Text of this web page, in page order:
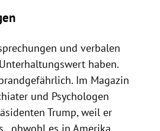
und verbalen
haben.
Im Magazin
und Psychologen
Trump, weil er
, obwohl es in Amerika